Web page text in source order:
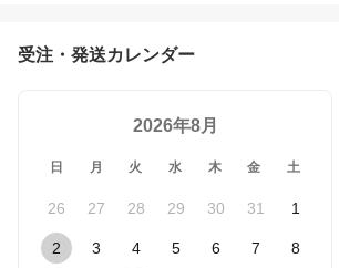
受注・発送カレンダー
2026年8月
日 月 火 水 木 金 土
26 27 28 29 30 31 1
2 3 4 5 6 7 8